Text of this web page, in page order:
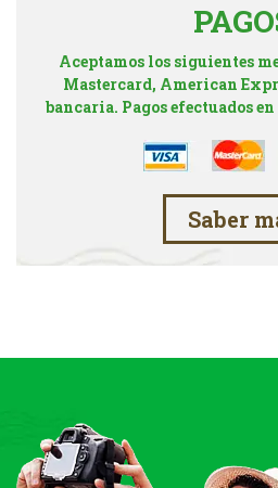
Aceptamos los siguientes
Mastercard, American
bancaria. Pagos efectuados
Saber